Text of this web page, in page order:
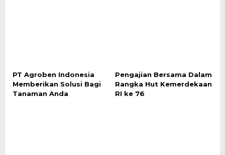
PT Agroben Indonesia
Memberikan Solusi Bagi
Tanaman Anda
Pengajian Bersama Dalam
Rangka Hut Kemerdekaan
RI ke 76